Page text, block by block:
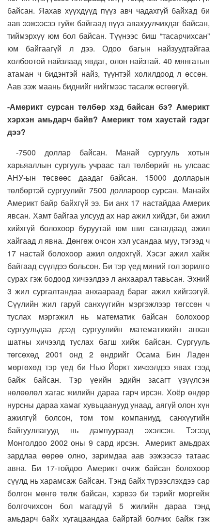
байсан. Яахав хүүхдүүд пүүз авч чадахгүй байхад би
аав ээжээсээ гуйж байгаад пүүз авахуулчихдаг байсан,
тиймэрхүү юм бол байсан. Түүнээс биш “тасарчихсан”
юм байгаагүй л дээ. Одоо багын найзуудтайгаа
холбоотой найзлаад явдаг, олон найзтай. 40 мянгатын
атаман ч бидэнтэй найз, түүнтэй холилдоод л өссөн.
Аав ээж маань биднийг нийгмээс тасалж өсгөөгүй.
-Америкт сурсан төлбөр хэд байсан бэ? Америкт
хэрхэн амьдарч байв? Америкт том хаустай гэдэг
дээ?
-7500 доллар байсан. Манай сургууль хотын
харьяаллын сургууль учраас тал төлбөрийг нь улсаас
АНУ-ын төсвөөс даадаг байсан. 15000 долларын
төлбөртэй сургуулийг 7500 доллароор сурсан. Манайх
Америкт байр байхгүй ээ. Би анх 17 настайдаа Америк
явсан. Хамт байгаа улсууд ах нар ажил хийдэг, би ажил
хийхгүй болохоор буруутай юм шиг санагдаад ажил
хайгаад л явна. Дөнгөж очсон хэл усандаа муу, тэгээд ч
17 настай болохоор ажил олдохгүй. Хэсэг ажил хайж
байгаад сүүлдээ больсон. Би тэр үед миний гол зорилго
сурах гэж бодоод хичээлдээ л анхаарал тавьсан. Эхний
3 жил сургалтандаа анхаараад бараг ажил хийгээгүй.
Сүүлийн жил гаруй санхүүгийн мэргэжлээр төгссөн ч
туслах мэргэжил нь математик байсан болохоор
сургуульдаа дээд сургуулийн математикийн анхан
шатны хичээлд туслах багш хийж байсан. Сургууль
төгсөхөд 2001 онд 2 өндрийг Осама Бин Ладен
мөргөхөд тэр үед би Нью Йоркт хичээлдээ явах гээд
байж байсан. Тэр үеийн эдийн засагт үзүүлсэн
нөлөөлөл хагас жилийн дараа гарч ирсэн. Хоёр өндөр
нурсны дараа хамаг хувьцаанууд унаад, аягүй олон хүн
ажилгүй болсон, том том компаниуд, санхүүгийн
байгууллагууд нь дампуураад эхэлсэн. Тэгээд
Монголдоо 2002 оны 9 сард ирсэн. Америкт амьдрах
зардлаа өөрөө олно, заримдаа аав ээжээсээ татаас
авна. Би 17-тойдоо Америкт очиж байсан болохоор
сүүлд нь харамсаж байсан. Тэнд байх түрээслэхдээ сар
болгон мөнгө төлж байсан, хэрвээ би тэрийг моргейж
болгочихсон бол магадгүй 5 жилийн дараа тэнд
амьдарч байх хугацаандаа байртай болчих байж гэж